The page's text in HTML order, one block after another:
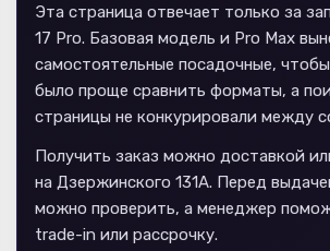
Эта страница отвечает только за
17 Pro. Базовая модель и Pro Max
самостоятельные посадочные,
было проще сравнить форматы, а
страницы не конкурировали между
Получить заказ можно доставкой
на Дзержинского 131А. Перед
можно проверить, а менеджер
trade-in или рассрочку.